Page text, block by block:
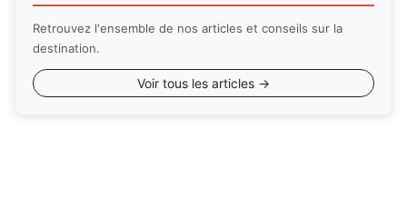
Retrouvez l'ensemble de nos articles et conseils sur la
destination.
Voir tous les articles →